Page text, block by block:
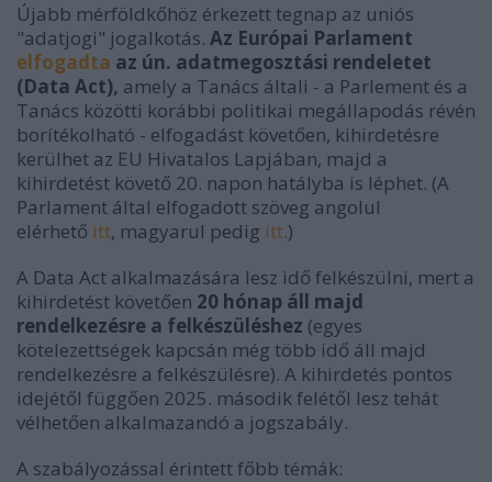
Újabb mérföldkőhöz érkezett tegnap az uniós
"adatjogi" jogalkotás. Az Európai Parlament
elfogadta az ún. adatmegosztási rendeletet
(Data Act), amely a Tanács általi - a Parlement és a
Tanács közötti korábbi politikai megállapodás révén
borítékolható - elfogadást követően, kihirdetésre
kerülhet az EU Hivatalos Lapjában, majd a
kihirdetést követő 20. napon hatályba is léphet. (A
Parlament által elfogadott szöveg angolul
elérhető itt, magyarul pedig itt.)
A Data Act alkalmazására lesz idő felkészülni, mert a
kihirdetést követően 20 hónap áll majd
rendelkezésre a felkészüléshez (egyes
kötelezettségek kapcsán még több idő áll majd
rendelkezésre a felkészülésre). A kihirdetés pontos
idejétől függően 2025. második felétől lesz tehát
vélhetően alkalmazandó a jogszabály.
A szabályozással érintett főbb témák: